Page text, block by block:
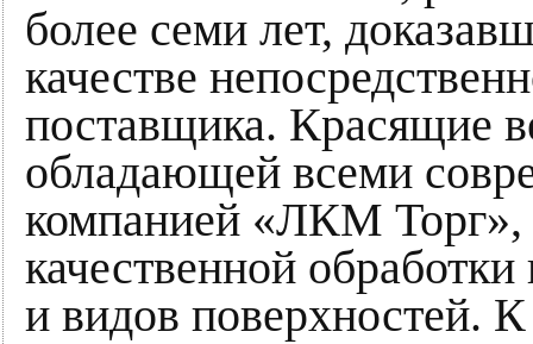
более семи лет,
качестве
поставщика. Красящие
обладающей всеми
компанией «ЛКМ Торг»,
качественной
и видов поверхностей.